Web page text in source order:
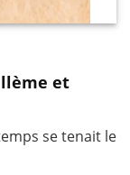
et
se tenait le